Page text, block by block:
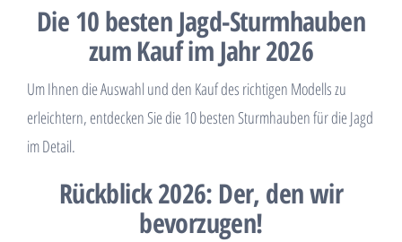
Die 10 besten Jagd-Sturmhauben
zum Kauf im Jahr 2026
Um Ihnen die Auswahl und den Kauf des richtigen Modells zu
erleichtern, entdecken Sie die 10 besten Sturmhauben für die Jagd
im Detail.
Rückblick 2026: Der, den wir
bevorzugen!